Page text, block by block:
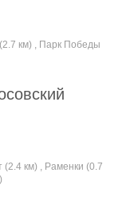
км) , Парк Победы
(2.4 км) , Раменки (0.7